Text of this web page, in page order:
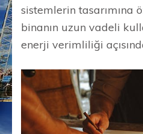
sistemlerin tasarımına
binanın uzun vadeli
enerji verimliliği